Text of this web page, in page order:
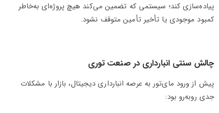
پیاده‌سازی کند؛ سیستمی که تضمین می‌کند هیچ پروژه‌ای به‌خاطر
کمبود موجودی یا تأخیر تأمین متوقف نشود.
چالش سنتی انبارداری در صنعت توری
پیش از ورود مای‌تور به عرصه انبارداری دیجیتال، بازار با مشکلات
جدی روبه‌رو بود: